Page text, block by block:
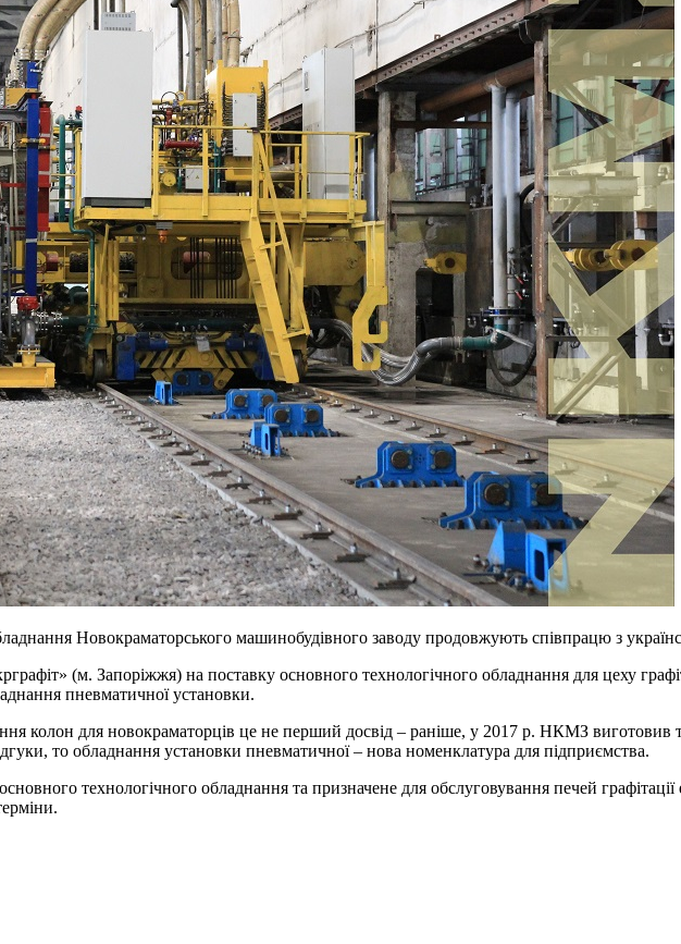
Новокраматорського машинобудівного заводу продовжують співпрацю з
(м. Запоріжжя) на поставку основного технологічного обладнання для цеху
пневматичної установки.
колон для новокраматорців це не перший досвід – раніше, у 2017 р. НКМЗ виготовив
то обладнання установки пневматичної – нова номенклатура для підприємства.
технологічного обладнання та призначене для обслуговування печей